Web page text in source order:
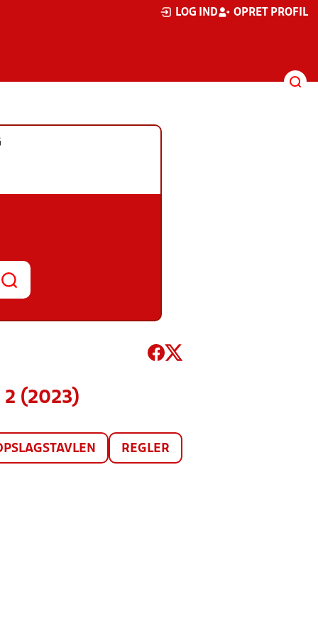
LOG IND OPRET PROFIL
2 (2023)
REGLER